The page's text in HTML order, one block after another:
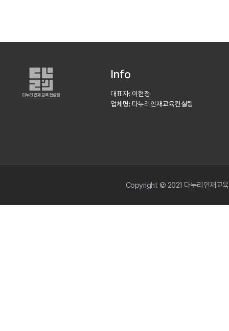
Info
대표자: 이현정
업체명: 다누리인재교육컨설팅
Copyright © 2021 다누리인재교